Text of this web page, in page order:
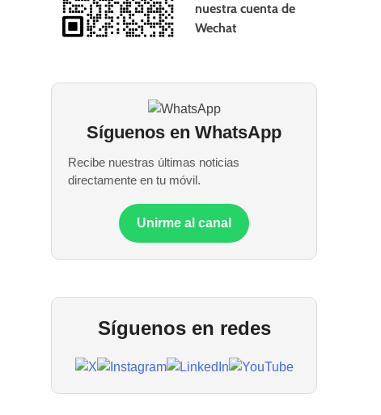
nuestra cuenta de
Wechat
Síguenos en WhatsApp
Recibe nuestras últimas noticias
directamente en tu móvil.
Unirme al canal
Síguenos en redes